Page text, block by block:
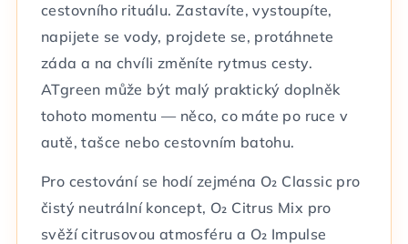
cestovního rituálu. Zastavíte, vystoupíte,
napijete se vody, projdete se, protáhnete
záda a na chvíli změníte rytmus cesty.
ATgreen může být malý praktický doplněk
tohoto momentu — něco, co máte po ruce v
autě, tašce nebo cestovním batohu.
Pro cestování se hodí zejména O₂ Classic pro
čistý neutrální koncept, O₂ Citrus Mix pro
svěží citrusovou atmosféru a O₂ Impulse